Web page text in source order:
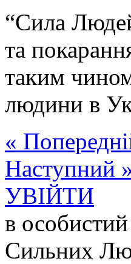
“Сила
та
таким
людини в
«
Наступний
УВІЙТИ
в особистий
Сильних